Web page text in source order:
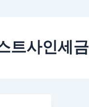
트사인세금